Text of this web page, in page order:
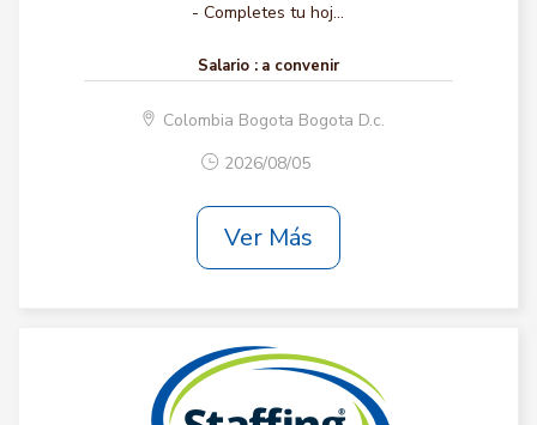
- Completes tu hoj...
Salario : a convenir
Colombia Bogota Bogota D.c.
2026/08/05
Ver Más